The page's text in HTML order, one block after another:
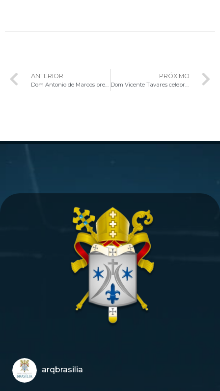
ANTERIOR
Dom Antonio de Marcos preside Santa Missa de encerramento da Novena na Paróquia São Vicente de Paulo
PRÓXIMO
Dom Vicente Tavares celebra 3º Dia da Novena e destaca São José como esposo da Mãe de Deus
arqbrasilia